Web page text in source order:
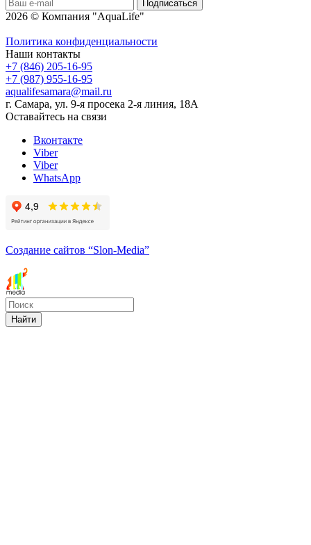
2026 © Компания "AquaLife"
Политика конфиденциальности
Наши контакты
+7 (846) 205-16-95
+7 (987) 955-16-95
aqualifesamara@mail.ru
г. Самара, ул. 9-я просека 2-я линия, 18А
Оставайтесь на связи
Вконтакте
Viber
Viber
WhatsApp
Создание сайтов “Slon-Media”
Найти